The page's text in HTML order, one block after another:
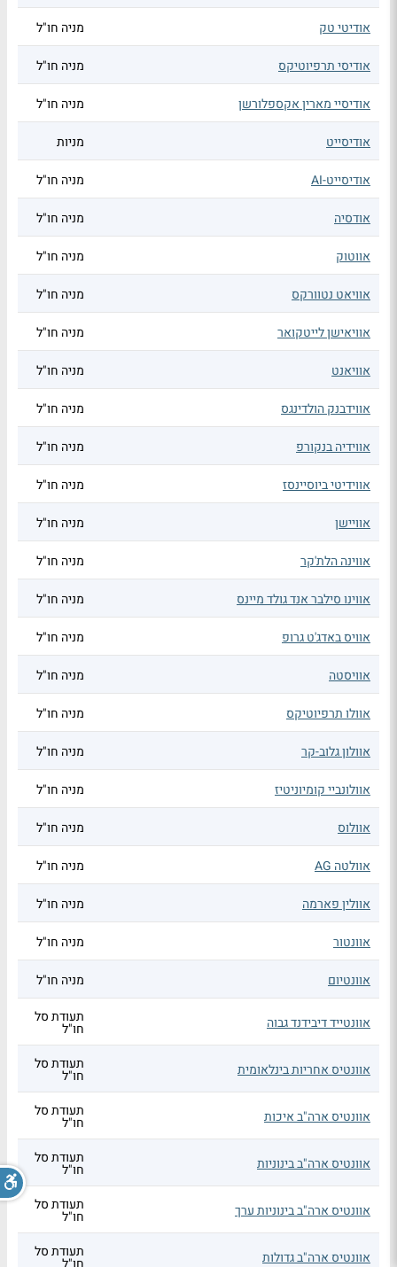
אודיטי טק מניה חו"ל
אודיסי תרפיוטיקס מניה חו"ל
אודיסיי מארין אקספלורשן מניה חו"ל
אודיסייט מניות
אודיסייט-AI מניה חו"ל
אודסיה מניה חו"ל
אווטוק מניה חו"ל
אוויאט נטוורקס מניה חו"ל
אוויאישן לייטקואר מניה חו"ל
אוויאנט מניה חו"ל
אווידבנק הולדינגס מניה חו"ל
אווידיה בנקורפ מניה חו"ל
אווידיטי ביוסיינסז מניה חו"ל
אוויישן מניה חו"ל
אווינה הלת'קר מניה חו"ל
אווינו סילבר אנד גולד מיינס מניה חו"ל
אוויס באדג'ט גרופ מניה חו"ל
אוויסטה מניה חו"ל
אוולו תרפיוטיקס מניה חו"ל
אוולון גלוב-קר מניה חו"ל
אוולונביי קומיוניטיז מניה חו"ל
אוולוס מניה חו"ל
אוולטה AG מניה חו"ל
אוולין פארמה מניה חו"ל
אוונטור מניה חו"ל
אוונטיום מניה חו"ל
אוונטייד דיבידנד גבוה תעודת סל
חו"ל
אוונטיס אחריות בינלאומית תעודת סל
חו"ל
אוונטיס ארה"ב איכות תעודת סל
חו"ל
אוונטיס ארה"ב בינוניות תעודת סל
חו"ל
אוונטיס ארה"ב בינוניות ערך תעודת סל
חו"ל
אוונטיס ארה"ב גדולות תעודת סל